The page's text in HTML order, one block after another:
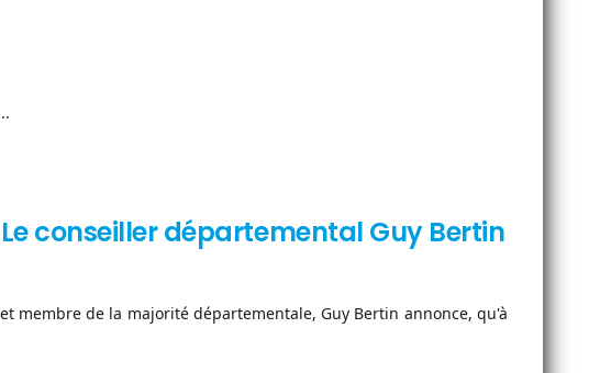
conseiller départemental Guy Bertin
membre de la majorité départementale, Guy Bertin annonce, qu'à